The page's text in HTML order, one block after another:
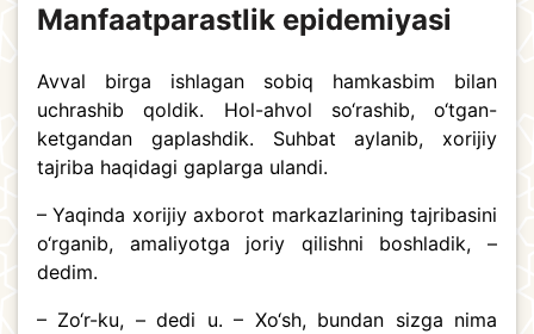
Manfaatparastlik epidemiyasi
Avval birga ishlagan sobiq hamkasbim bilan
uchrashib qoldik. Hol-ahvol so‘rashib, o‘tgan-
ketgandan gaplashdik. Suhbat aylanib, xorijiy
tajriba haqidagi gaplarga ulandi.
– Yaqinda xorijiy axborot markazlarining tajribasini
o‘rganib, amaliyotga joriy qilishni boshladik, –
dedim.
– Zo‘r-ku, – dedi u. – Xo‘sh, bundan sizga nima